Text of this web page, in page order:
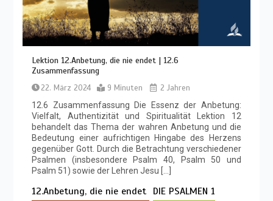
Lektion 12.Anbetung, die nie endet | 12.6
Zusammenfassung
22. März 2024 9 Minuten
2 Jahren
12.6 Zusammenfassung Die Essenz der Anbetung:
Vielfalt, Authentizität und Spiritualität Lektion 12
behandelt das Thema der wahren Anbetung und die
Bedeutung einer aufrichtigen Hingabe des Herzens
gegenüber Gott. Durch die Betrachtung verschiedener
Psalmen (insbesondere Psalm 40, Psalm 50 und
Psalm 51) sowie der Lehren Jesu […]
12.Anbetung, die nie endet DIE PSALMEN 1